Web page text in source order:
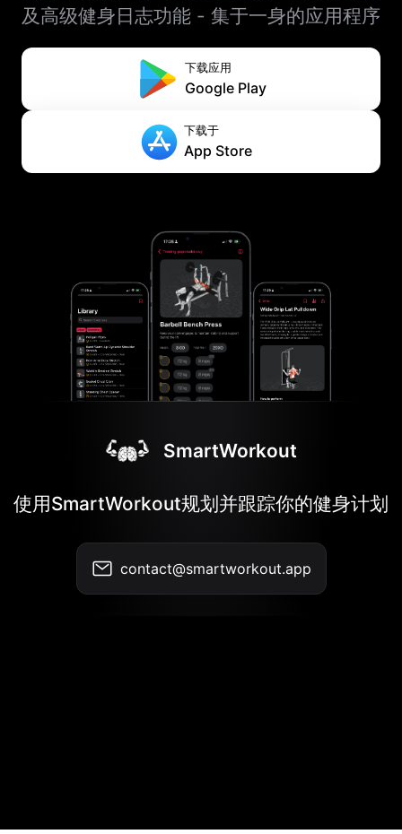
及高级健身日志功能 - 集于一身的应用程序
下载应用
Google Play
下载于
App Store
SmartWorkout
使用SmartWorkout规划并跟踪你的健身计划
contact@smartworkout.app